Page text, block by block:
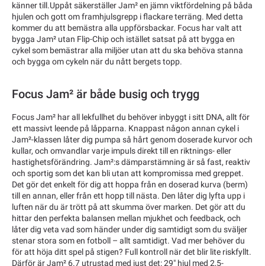
känner till.Uppåt säkerställer Jam² en jämn viktfördelning på båda
hjulen och gott om framhjulsgrepp i flackare terräng. Med detta
kommer du att bemästra alla uppförsbackar. Focus har valt att
bygga Jam² utan Flip-Chip och istället satsat på att bygga en
cykel som bemästrar alla miljöer utan att du ska behöva stanna
och bygga om cykeln när du nått bergets topp.
Focus Jam² är både busig och trygg
Focus Jam² har all lekfullhet du behöver inbyggt i sitt DNA, allt för
ett massivt leende på låpparna. Knappast någon annan cykel i
Jam²-klassen låter dig pumpa så hårt genom doserade kurvor och
kullar, och omvandlar varje impuls direkt till en riktnings- eller
hastighetsförändring. Jam²:s dämparstämning är så fast, reaktiv
och sportig som det kan bli utan att kompromissa med greppet.
Det gör det enkelt för dig att hoppa från en doserad kurva (berm)
till en annan, eller från ett hopp till nästa. Den låter dig lyfta upp i
luften när du är trött på att skumma över marken. Det gör att du
hittar den perfekta balansen mellan mjukhet och feedback, och
låter dig veta vad som händer under dig samtidigt som du sväljer
stenar stora som en fotboll – allt samtidigt. Vad mer behöver du
för att höja ditt spel på stigen? Full kontroll när det blir lite riskfyllt.
Därför är Jam² 6.7 utrustad med just det: 29" hjul med 2,5-